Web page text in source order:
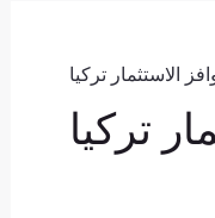
الاستثمار تركيا
تركيا